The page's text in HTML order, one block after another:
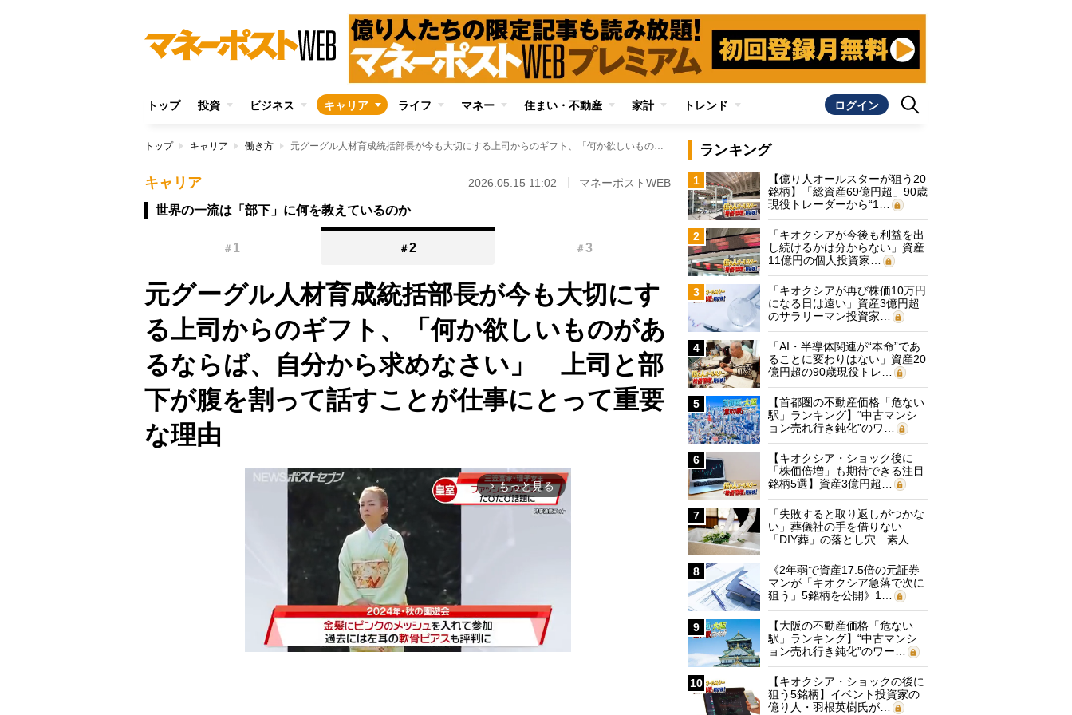
トップ 投資 ビジネス キャリア ライフ マネー 住まい・不動産 家計 トレンド ログイン
トップ キャリア 働き方 元グーグル人材育成統括部長が今も大切にする上司からのギフト、「何か欲しいものがあるならば、自分から求めなさい」 上司と部下が腹を割って話すことが仕事にとって重要な理由
キャリア 2026.05.15 11:02 マネーポストWEB
世界の一流は「部下」に何を教えているのか
＃ 1 ＃2 ＃3
元グーグル人材育成統括部長が今も大切にす
る上司からのギフト、「何か欲しいものがあ
るならば、自分から求めなさい」 上司と部
下が腹を割って話すことが仕事にとって重要
な理由
arrow_forward_ios もっと見る
ランキング
1
【億り人オールスターが狙う20
銘柄】「総資産69億円超」90歳
現役トレーダーから“1…
2
「キオクシアが今後も利益を出
し続けるかは分からない」資産
11億円の個人投資家…
3
「キオクシアが再び株価10万円
になる日は遠い」資産3億円超
のサラリーマン投資家…
4
「AI・半導体関連が“本命”であ
ることに変わりはない」資産20
億円超の90歳現役トレ…
5
【首都圏の不動産価格「危ない
駅」ランキング】“中古マンシ
ョン売れ行き鈍化”のワ…
6
【キオクシア・ショック後に
「株価倍増」も期待できる注目
銘柄5選】資産3億円超…
7
「失敗すると取り返しがつかな
い」葬儀社の手を借りない
「DIY葬」の落とし穴 素人
に…
8
《2年弱で資産17.5倍の元証券
マンが「キオクシア急落で次に
狙う」5銘柄を公開》1…
9
【大阪の不動産価格「危ない
駅」ランキング】“中古マンシ
ョン売れ行き鈍化”のワー…
10
【キオクシア・ショックの後に
狙う5銘柄】イベント投資家の
億り人・羽根英樹氏が…